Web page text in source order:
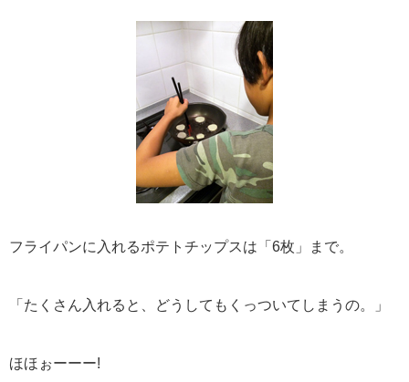
フライパンに入れるポテトチップスは「6枚」まで。
「たくさん入れると、どうしてもくっついてしまうの。」
ほほぉーーー!